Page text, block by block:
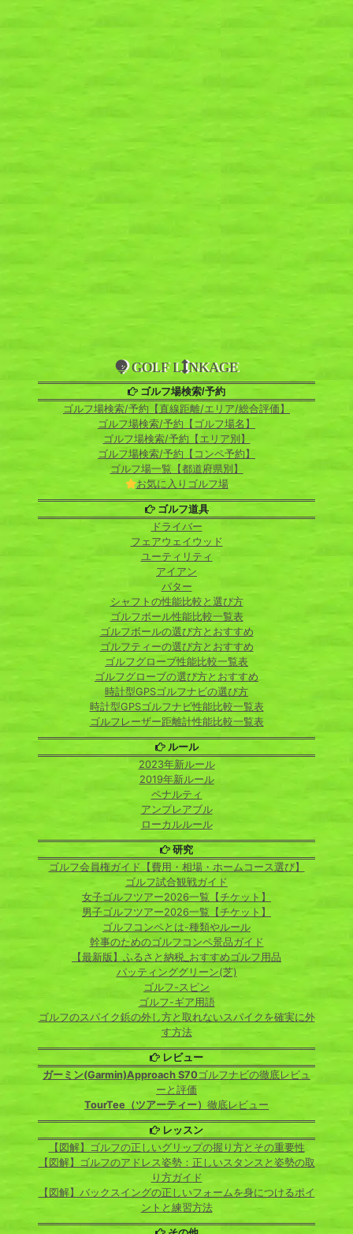
GOLF L NKAGE
ゴルフ場検索/予約
ゴルフ場検索/予約【直線距離/エリア/総合評価】
ゴルフ場検索/予約【ゴルフ場名】
ゴルフ場検索/予約【エリア別】
ゴルフ場検索/予約【コンペ予約】
ゴルフ場一覧【都道府県別】
お気に入りゴルフ場
ゴルフ道具
ドライバー
フェアウェイウッド
ユーティリティ
アイアン
パター
シャフトの性能比較と選び方
ゴルフボール性能比較一覧表
ゴルフボールの選び方とおすすめ
ゴルフティーの選び方とおすすめ
ゴルフグローブ性能比較一覧表
ゴルフグローブの選び方とおすすめ
時計型GPSゴルフナビの選び方
時計型GPSゴルフナビ性能比較一覧表
ゴルフレーザー距離計性能比較一覧表
ルール
2023年新ルール
2019年新ルール
ペナルティ
アンプレアブル
ローカルルール
研究
ゴルフ会員権ガイド【費用・相場・ホームコース選び】
ゴルフ試合観戦ガイド
女子ゴルフツアー2026一覧【チケット】
男子ゴルフツアー2026一覧【チケット】
ゴルフコンペとは-種類やルール
幹事のためのゴルフコンペ景品ガイド
【最新版】ふるさと納税_おすすめゴルフ用品
パッティンググリーン(芝)
ゴルフ-スピン
ゴルフ-ギア用語
ゴルフのスパイク鋲の外し方と取れないスパイクを確実に外
す方法
レビュー
ガーミン(Garmin)Approach S70ゴルフナビの徹底レビュ
ーと評価
TourTee（ツアーティー） 徹底レビュー
レッスン
【図解】ゴルフの正しいグリップの握り方とその重要性
【図解】ゴルフのアドレス姿勢：正しいスタンスと姿勢の取
り方ガイド
【図解】バックスイングの正しいフォームを身につけるポイ
ントと練習方法